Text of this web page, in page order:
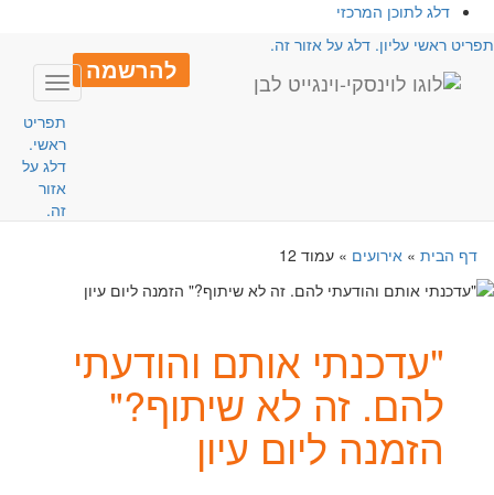
דלג לתוכן המרכזי
ראשי עליון. דלג על אזור זה.
להרשמה
Toggle
תפריט
ראשי.
דלג על
אזור
זה.
דף הבית» אירועים» עמוד 12
"עדכנתי אותם והודעתי
להם. זה לא שיתוף?"
הזמנה ליום עיון